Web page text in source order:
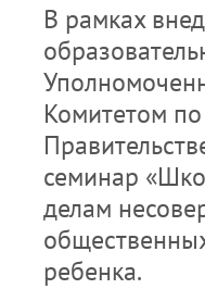
В рамках
Комитетом
семинар
делам
ребенка.